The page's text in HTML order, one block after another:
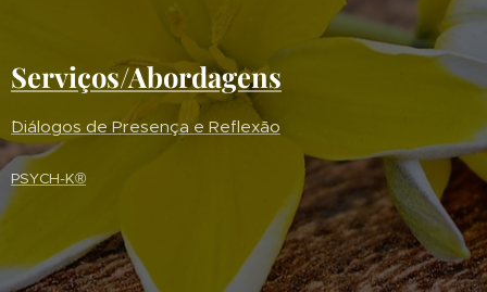
Serviços/Abordagens
´Diálogos de Presença e Reflexão
PSYCH-K®